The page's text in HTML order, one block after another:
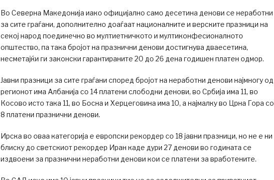
Во Северна Македонија иако официјално само десетина денови се неработни
за сите граѓани, дополнително доаѓаат националните и верските празници на
секој народ поединечно во мултиетничкото и мултиконфесионалното
општество, па така бројот на празнични денови достигнува дваесетина,
несметајќи ги законски гарантираните 20 до 26 дена годишен платен одмор.
Јавни празници за сите граѓани според бројот на неработни денови најмногу од
регионот има Албанија со 14 платени слободни денови, во Србија има 11, во
Косово исто така 11, во Босна и Херцеговина има 10, а најмалку во Црна Гора со
8 платени празнични денови.
Ирска во оваа категорија е европски рекордер со 18 јавни празници, но не е ни
блиску до светскиот рекордер Иран каде дури 27 денови во годината се
издвоени за празнични неработни денови кои се платени за вработените.